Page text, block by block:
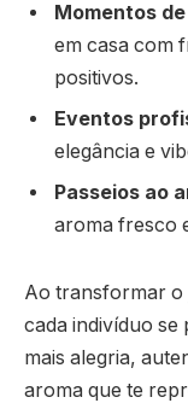
Momentos
em casa com
positivos.
Eventos
elegância e
Passeios ao
aroma fresco
Ao transformar o
cada indivíduo
mais alegria,
aroma que te